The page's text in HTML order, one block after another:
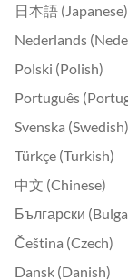
日本語 (Japanese)
Nederlands
Polski (Polish)
Português
Svenska (Swedish)
Türkçe (Turkish)
中文 (Chinese)
Български
Čeština (Czech)
Dansk (Danish)